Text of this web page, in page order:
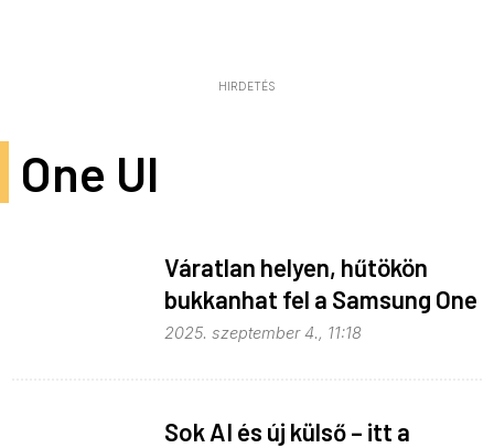
HIRDETÉS
One UI
Váratlan helyen, hűtökön
bukkanhat fel a Samsung One
UI
2025. szeptember 4., 11:18
Sok AI és új külső – itt a